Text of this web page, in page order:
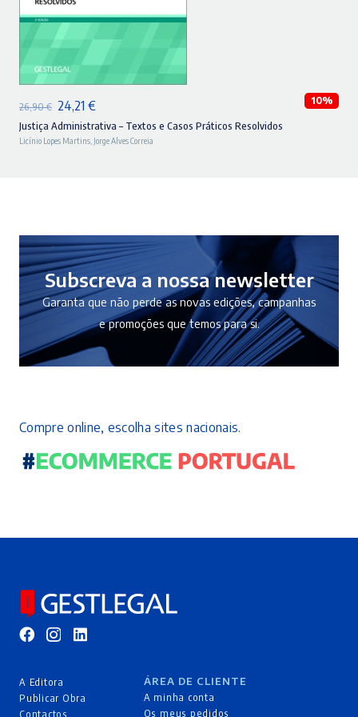
ADICIONAR
26,90€ O
preço
original
24,21 €O
preço
atual
10%
Justiça Administrativa – Textos e Casos Práticos Resolvidos
Licínio Lopes Martins Jorge Alves Correia
Subscreva a nossa newsletter
Garanta que não perde as novas edições, campanhas
e promoções que temos para si.
Compre online, escolha sites nacionais.
A Editora
Publicar Obra
Contactos
ÁREA DE CLIENTE
A minha conta
Os meus pedidos